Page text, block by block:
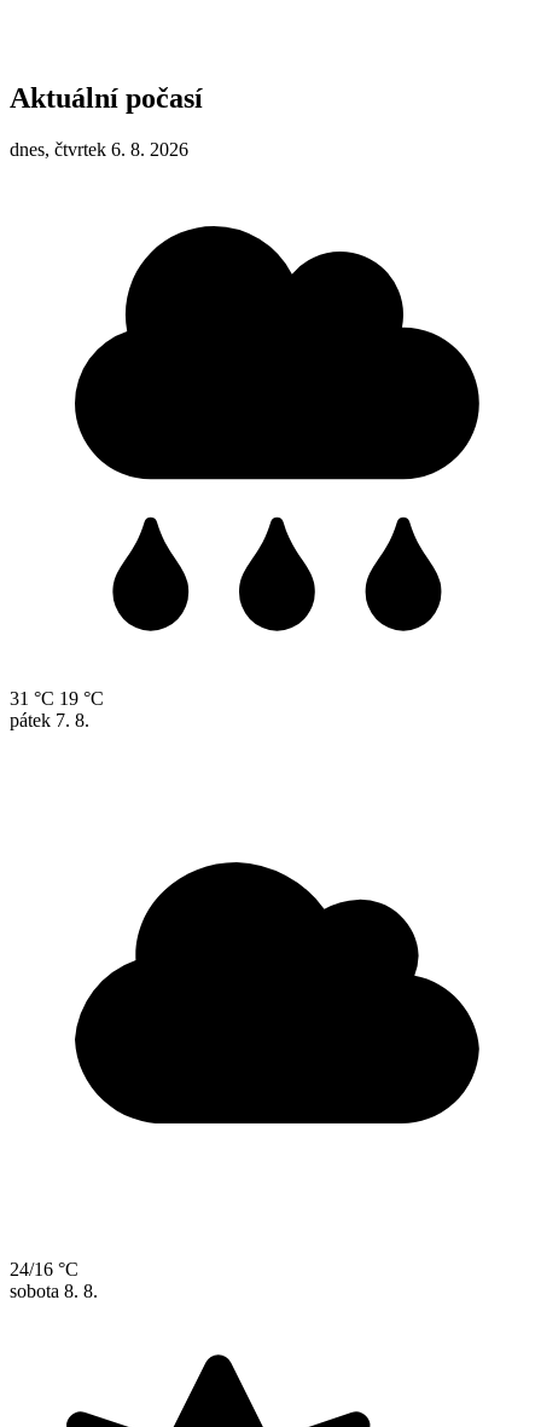
Aktuální počasí
dnes, čtvrtek 6. 8. 2026
31 °C 19 °C
pátek 7. 8.
24/16 °C
sobota 8. 8.